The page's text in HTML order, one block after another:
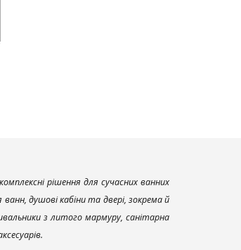
рішення для сучасних ванних
душові кабіни та двері, зокрема й
з литого мармуру, санітарна